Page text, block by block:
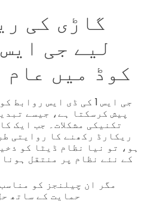
گاڑی کی
کوڈ میں عام
جی ایس 1 کی ڈی ایس
پیش کرسکتا ہے، جیسے
تکنیکی مشکلات۔ جب ایک
ریکارڈ رکھنے کا روایتی
ہو، تو نیا نظام ڈیٹا کو
کے نئے نظام پر منتقل
مگر ان چیلنجز کو
حمایت کے ساتھ